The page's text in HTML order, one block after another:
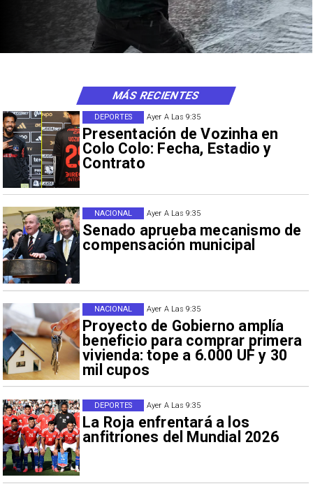
Ayer A Las 9:35
Presentación de Vozinha en
Colo Colo: Fecha, Estadio y
Contrato
DEPORTES
Ayer A Las 9:35
Senado aprueba mecanismo de
compensación municipal
NACIONAL
Ayer A Las 9:35
Proyecto de Gobierno amplía
beneficio para comprar primera
vivienda: tope a 6.000 UF y 30
mil cupos
NACIONAL
Ayer A Las 9:35
La Roja enfrentará a los
anfitriones del Mundial 2026
DEPORTES
MÁS RECIENTES